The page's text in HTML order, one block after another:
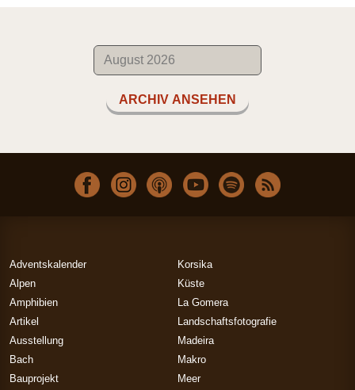
ARCHIV ANSEHEN
Adventskalender
Alpen
Amphibien
Artikel
Ausstellung
Bach
Bauprojekt
Korsika
Küste
La Gomera
Landschaftsfotografie
Madeira
Makro
Meer